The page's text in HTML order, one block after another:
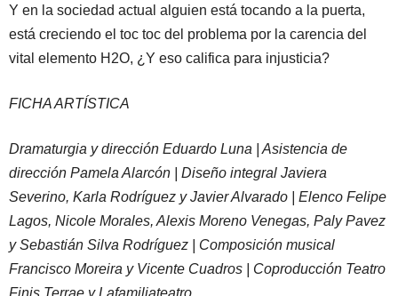
Y en la sociedad actual alguien está tocando a la puerta,
está creciendo el toc toc del problema por la carencia del
vital elemento H2O, ¿Y eso califica para injusticia?
FICHA ARTÍSTICA
Dramaturgia y dirección Eduardo Luna | Asistencia de
dirección Pamela Alarcón | Diseño integral Javiera
Severino, Karla Rodríguez y Javier Alvarado | Elenco Felipe
Lagos, Nicole Morales, Alexis Moreno Venegas, Paly Pavez
y Sebastián Silva Rodríguez | Composición musical
Francisco Moreira y Vicente Cuadros | Coproducción Teatro